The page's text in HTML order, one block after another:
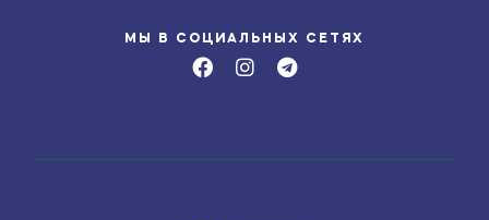
МЫ В СОЦИАЛЬНЫХ СЕТЯХ